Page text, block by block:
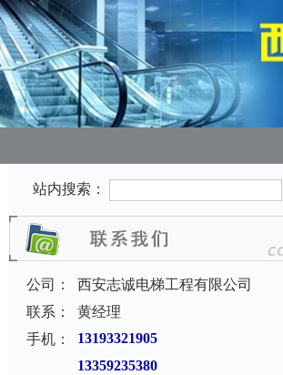
站内搜索：
公司：
西安志诚电梯工程有限公司
联系：
黄经理
手机：
13193321905
13359235380